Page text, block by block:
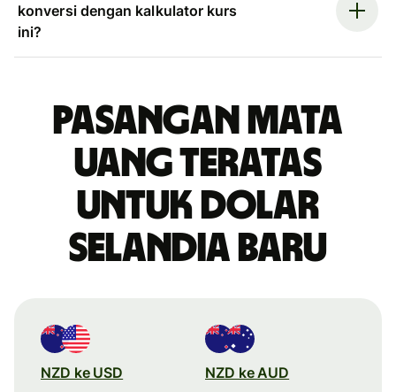
konversi dengan kalkulator kurs
ini?
Pasangan mata
uang teratas
untuk dolar
Selandia Baru
NZD ke USD NZD ke AUD